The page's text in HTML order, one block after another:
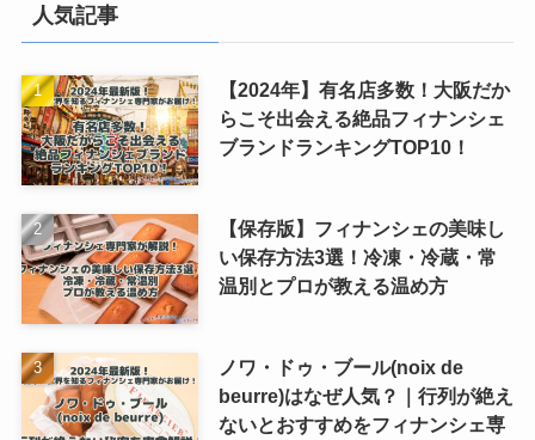
人気記事
【2024年】有名店多数！大阪だか
らこそ出会える絶品フィナンシェ
ブランドランキングTOP10！
【保存版】フィナンシェの美味し
い保存方法3選！冷凍・冷蔵・常
温別とプロが教える温め方
ノワ・ドゥ・ブール(noix de
beurre)はなぜ人気？｜行列が絶え
ないとおすすめをフィナンシェ専